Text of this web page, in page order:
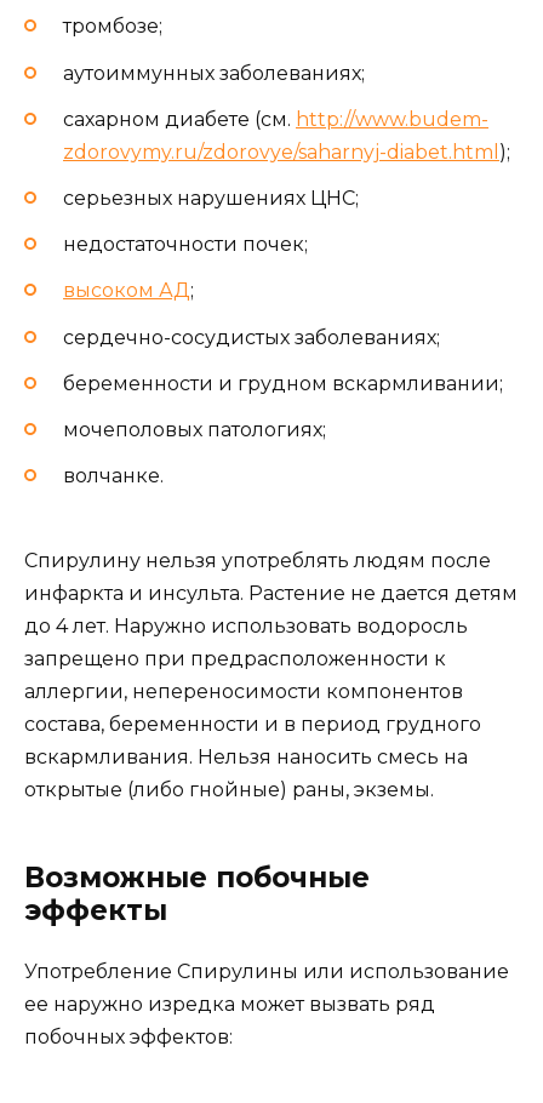
тромбозе;
аутоиммунных заболеваниях;
сахарном диабете (см. http://www.budem-
zdorovymy.ru/zdorovye/saharnyj-diabet.html );
серьезных нарушениях ЦНС;
недостаточности почек;
высоком АД;
сердечно-сосудистых заболеваниях;
беременности и грудном вскармливании;
мочеполовых патологиях;
волчанке.
Спирулину нельзя употреблять людям после
инфаркта и инсульта. Растение не дается детям
до 4 лет. Наружно использовать водоросль
запрещено при предрасположенности к
аллергии, непереносимости компонентов
состава, беременности и в период грудного
вскармливания. Нельзя наносить смесь на
открытые (либо гнойные) раны, экземы.
Возможные побочные
эффекты
Употребление Спирулины или использование
ее наружно изредка может вызвать ряд
побочных эффектов: